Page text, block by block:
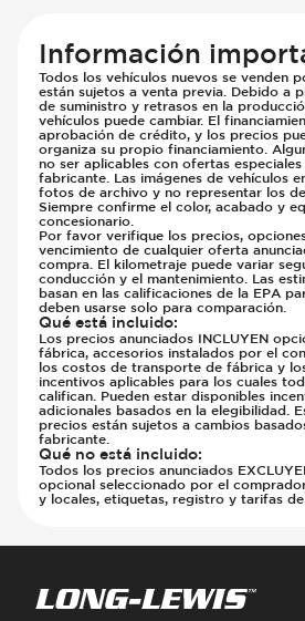
Información
Todos los vehículos nuevos se venden
están sujetos a venta previa. Debido a
de suministro y retrasos en la
vehículos puede cambiar. El
aprobación de crédito, y los precios
organiza su propio financiamiento.
no ser aplicables con ofertas
fabricante. Las imágenes de vehículos
fotos de archivo y no representar los
Siempre confirme el color, acabado y
concesionario.
Por favor verifique los precios,
vencimiento de cualquier oferta
compra. El kilometraje puede variar
conducción y el mantenimiento. Las
basan en las calificaciones de la EPA
deben usarse solo para comparación.
Qué está incluido:
Los precios anunciados INCLUYEN
fábrica, accesorios instalados por el
los costos de transporte de fábrica y
incentivos aplicables para los cuales
califican. Pueden estar disponibles
adicionales basados en la elegibilidad.
precios están sujetos a cambios
fabricante.
Qué no está incluido:
Todos los precios anunciados
opcional seleccionado por el
y locales, etiquetas, registro y tarifas